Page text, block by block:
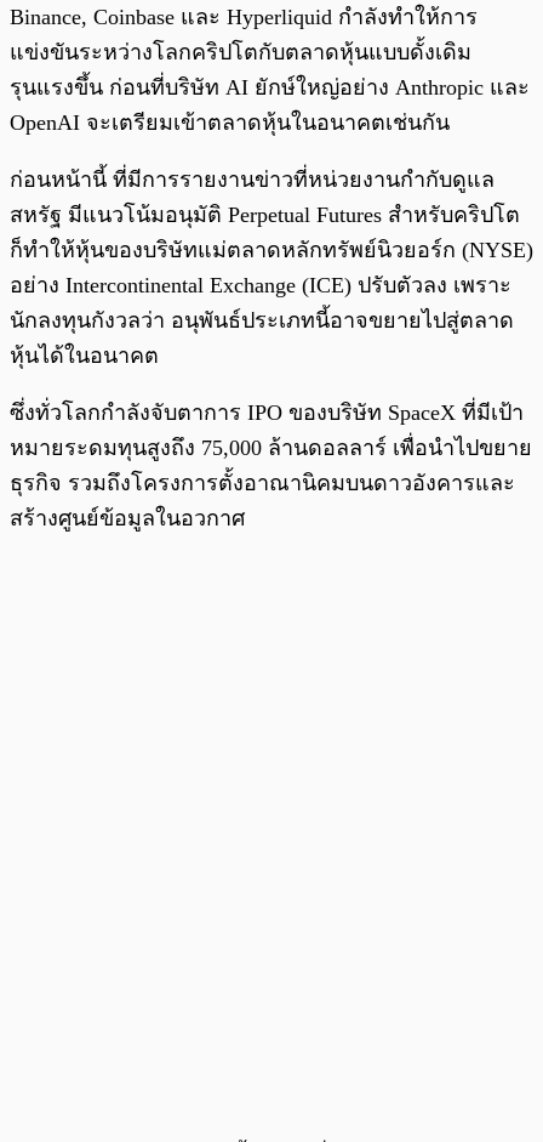
Binance, Coinbase และ Hyperliquid กำลังทำให้การ
แข่งขันระหว่างโลกคริปโตกับตลาดหุ้นแบบดั้งเดิม
รุนแรงขึ้น ก่อนที่บริษัท AI ยักษ์ใหญ่อย่าง Anthropic และ
OpenAI จะเตรียมเข้าตลาดหุ้นในอนาคตเช่นกัน
ก่อนหน้านี้ ที่มีการรายงานข่าวที่หน่วยงานกำกับดูแล
สหรัฐ มีแนวโน้มอนุมัติ Perpetual Futures สำหรับคริปโต
ก็ทำให้หุ้นของบริษัทแม่ตลาดหลักทรัพย์นิวยอร์ก (NYSE)
อย่าง Intercontinental Exchange (ICE) ปรับตัวลง เพราะ
นักลงทุนกังวลว่า อนุพันธ์ประเภทนี้อาจขยายไปสู่ตลาด
หุ้นได้ในอนาคต
ซึ่งทั่วโลกกำลังจับตาการ IPO ของบริษัท SpaceX ที่มีเป้า
หมายระดมทุนสูงถึง 75,000 ล้านดอลลาร์ เพื่อนำไปขยาย
ธุรกิจ รวมถึงโครงการตั้งอาณานิคมบนดาวอังคารและ
สร้างศูนย์ข้อมูลในอวกาศ